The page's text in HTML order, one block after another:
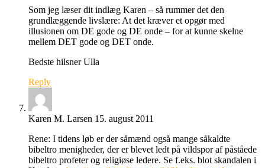
Som jeg læser dit indlæg Karen – så rummer det den
grundlæggende livslære: At det kræver et opgør med
illusionen om DE gode og DE onde – for at kunne skelne
mellem DET gode og DET onde.
Bedste hilsner Ulla
Reply
Karen M. Larsen 15. august 2011
Rene: I tidens løb er der såmænd også mange såkaldte
bibeltro menigheder, der er blevet ledt på vildspor af påståede
bibeltro profeter og religiøse ledere. Se f.eks. blot skandalen i